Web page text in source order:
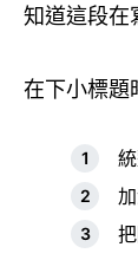
知道這段在
在下小標題